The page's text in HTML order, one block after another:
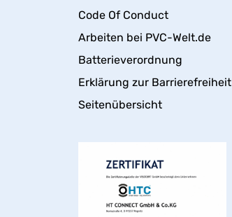
Code Of Conduct
Arbeiten bei PVC-Welt.de
Batterieverordnung
Erklärung zur Barrierefreiheit
Seitenübersicht